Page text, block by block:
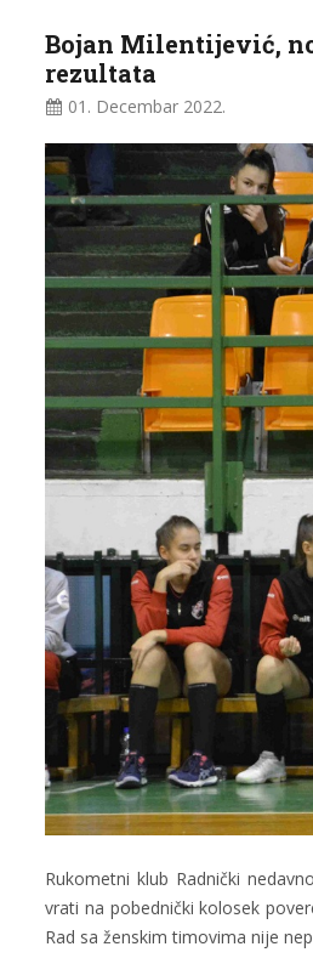
Bojan Milentijević,
rezultata
01. Decembar 2022.
Rukometni klub Radnički
vrati na pobednički kolosek
Rad sa ženskim timovima nije